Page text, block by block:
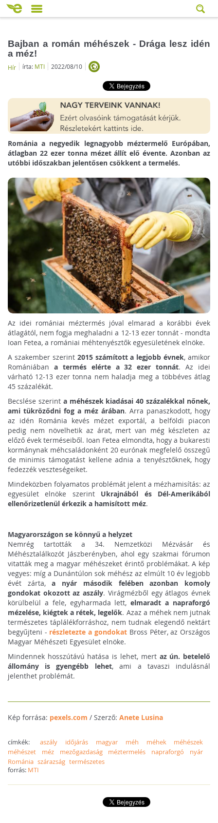
Bajban a román méhészek - Drága lesz idén
a méz!
Hír írta: MTI 2022/08/10
Románia a negyedik legnagyobb méztermelő Európában,
átlagban 22 ezer tonna mézet állít elő évente. Azonban az
utóbbi időszakban jelentősen csökkent a termelés.
Az idei romániai méztermés jóval elmarad a korábbi évek
átlagától, nem fogja meghaladni a 12-13 ezer tonnát - mondta
Ioan Fetea, a romániai méhtenyésztők egyesületének elnöke.
A szakember szerint 2015 számított a legjobb évnek, amikor
Romániában a termés elérte a 32 ezer tonnát. Az idei
várható 12-13 ezer tonna nem haladja meg a többéves átlag
45 százalékát.
Becslése szerint a méhészek kiadásai 40 százalékkal nőnek,
ami tükröződni fog a méz árában. Arra panaszkodott, hogy
az idén Románia kevés mézet exportál, a belföldi piacon
pedig nem növelhetik az árat, mert van még készleten az
előző évek terméseiből. Ioan Fetea elmondta, hogy a bukaresti
kormánynak méhcsaládonként 20 eurónak megfelelő összegű
de minimis támogatást kellene adnia a tenyésztőknek, hogy
fedezzék veszteségeiket.
Mindeközben folyamatos problémát jelent a mézhamisítás: az
egyesület elnöke szerint Ukrajnából és Dél-Amerikából
ellenőrizetlenül érkezik a hamisított méz.
Magyarországon se könnyű a helyzet
Nemrég tartották a 34. Nemzetközi Mézvásár és
Méhésztalálkozót Jászberényben, ahol egy szakmai fórumon
vitatták meg a magyar méhészeket érintő problémákat. A kép
vegyes: míg a Dunántúlon sok méhész az elmúlt 10 év legjobb
évét zárta,a nyár második felében azonban komoly
gondokat okozott az aszály. Virágmézből egy átlagos évnek
körülbelül a fele, egyharmada lett,elmaradt a napraforgó
mézelése, kiégtek a rétek, legelők. Azaz a méhek nem jutnak
természetes táplálékforráshoz, nem tudnak elegendő nektárt
begyűjteni - részletezte a gondokat Bross Péter, az Országos
Magyar Méhészeti Egyesület elnöke.
Mindennek hosszútávú hatása is lehet, mert az ún. betelelő
állomány is gyengébb lehet, ami a tavaszi indulásnál
jelenthet problémát.
Kép forrása: pexels.com / Szerző: Anete Lusina
címkék:aszály időjárás magyar méh méhek
méhészek
méhészet
méz mezőgazdaság méztermelés napraforgó
nyár
Románia szárazság természetes
forrás: MTI